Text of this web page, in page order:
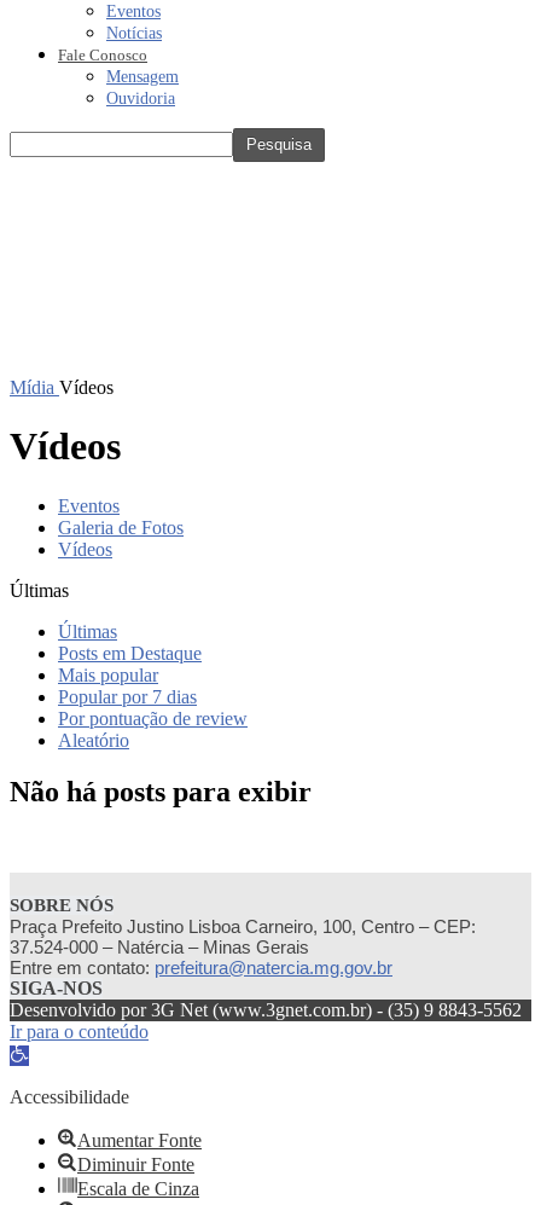
Eventos
Notícias
Fale Conosco
Mensagem
Ouvidoria
Mídia Vídeos
Vídeos
Eventos
Galeria de Fotos
Vídeos
Últimas
Últimas
Posts em Destaque
Mais popular
Popular por 7 dias
Por pontuação de review
Aleatório
Não há posts para exibir
SOBRE NÓS
Praça Prefeito Justino Lisboa Carneiro, 100, Centro – CEP:
37.524-000 – Natércia – Minas Gerais
Entre em contato: prefeitura@natercia.mg.gov.br
SIGA-NOS
Desenvolvido por 3G Net (www.3gnet.com.br) - (35) 9 8843-5562
Ir para o conteúdo
Abrir
barra
ferramentas
Accessibilidade
Aumentar Fonte
Diminuir Fonte
Escala de Cinza